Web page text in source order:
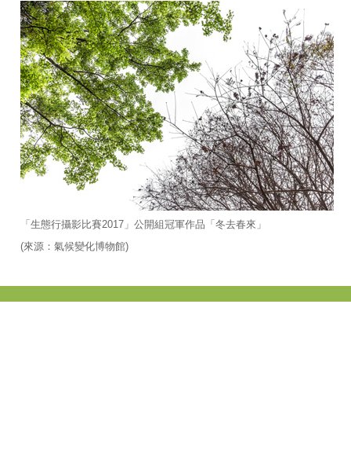
「生態行攝影比賽2017」公開組冠軍作品「冬去春來」
(來源：氣候變化博物館)